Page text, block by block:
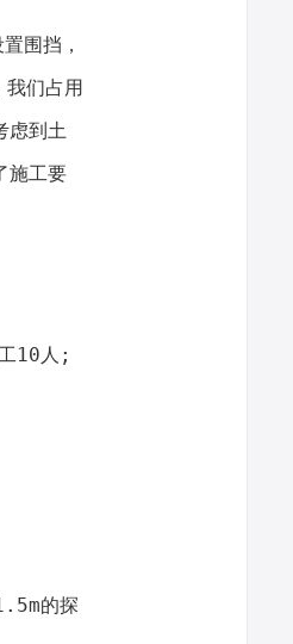
围挡，
们占用
虑到土
施工要
10人;
的探